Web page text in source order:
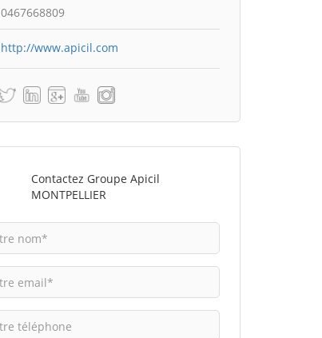
0467668809
http://www.apicil.com
Contactez Groupe Apicil
MONTPELLIER